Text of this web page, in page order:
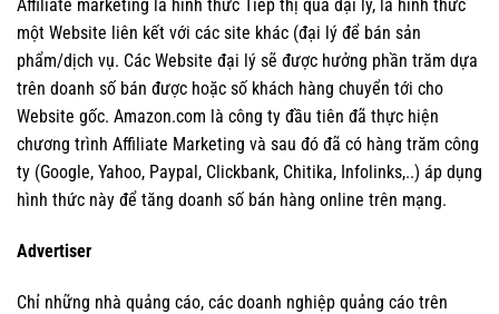
Affiliate marketing là hình thức Tiếp thị qua đại lý, là hình thức
một Website liên kết với các site khác (đại lý để bán sản
phẩm/dịch vụ. Các Website đại lý sẽ được hưởng phần trăm dựa
trên doanh số bán được hoặc số khách hàng chuyển tới cho
Website gốc. Amazon.com là công ty đầu tiên đã thực hiện
chương trình Affiliate Marketing và sau đó đã có hàng trăm công
ty (Google, Yahoo, Paypal, Clickbank, Chitika, Infolinks,..) áp dụng
hình thức này để tăng doanh số bán hàng online trên mạng.
Advertiser
Chỉ những nhà quảng cáo, các doanh nghiệp quảng cáo trên